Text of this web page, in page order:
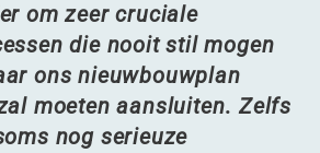
om zeer cruciale
die nooit stil mogen
ons nieuwbouwplan
moeten aansluiten. Zelfs
nog serieuze